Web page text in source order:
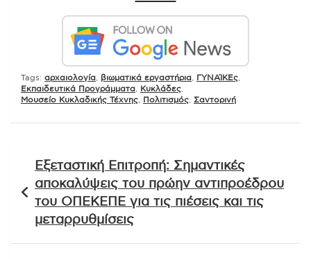
Tags: αρχαιολογία βιωματικά εργαστήρια ΓΥΝΑΊΚΕς
Εκπαιδευτικά Προγράμματα
Κυκλάδες
Μουσείο Κυκλαδικής Τέχνης
Πολιτισμός Σαντορινή
άρθρων
Εξεταστική Επιτροπή: Σημαντικές
αποκαλύψεις του πρώην αντιπροέδρου
του ΟΠΕΚΕΠΕ για τις πιέσεις και τις
μεταρρυθμίσεις